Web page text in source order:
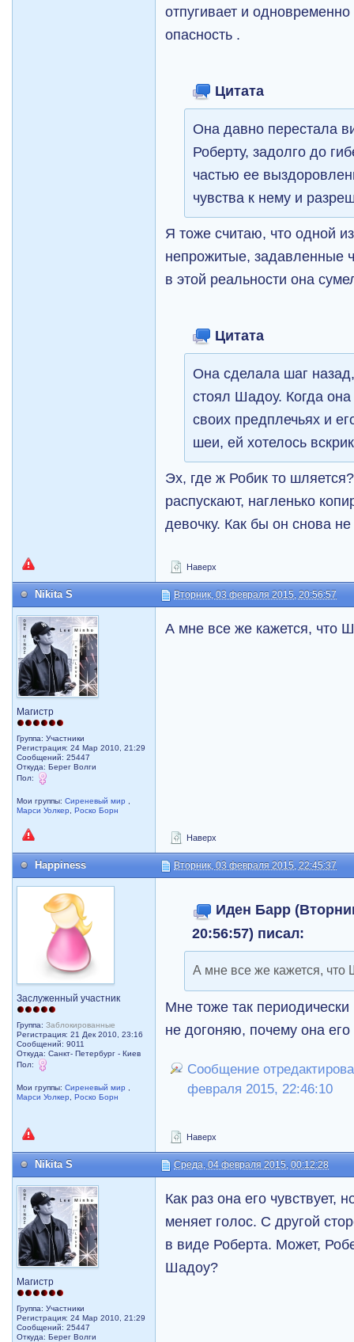
отпугивает и
опасность .
Цитата
Она давно перестала
Роберту, задолго до
частью ее
чувства к нему и
Я тоже считаю, что одной
непрожитые, задавленные
в этой реальности она
Цитата
Она сделала шаг
стоял Шадоу. Когда она
своих предплечьях и
шеи, ей хотелось
Эх, где ж Робик то
распускают, нагленько
девочку. Как бы он снова
Наверх
Nikita S Вторник, 03 февраля 2015, 20:56:57
Магистр
Группа: Участники
Регистрация: 24 Мар 2010, 21:29
Сообщений: 25447
Откуда: Берег Волги
Пол:
Мои группы:Сиреневый мир
Марси Уолкер
,Роско Борн
А мне все же кажется, что
Наверх
Happiness Вторник, 03 февраля 2015, 22:45:37
Заслуженный участник
Группа:Заблокированные
Регистрация: 21 Дек 2010, 23:16
Сообщений: 9011
Откуда: Санкт- Петербург - Киев
Пол:
Мои группы:Сиреневый мир
Марси Уолкер
,Роско Борн
Иден Барр
20:56:57) писал:
А мне все же кажется, что
Мне тоже так
не догоняю, почему она его
Сообщение
февраля 2015, 22:46:10
Наверх
Nikita S Среда, 04 февраля 2015, 00:12:28
Магистр
Группа: Участники
Регистрация: 24 Мар 2010, 21:29
Сообщений: 25447
Откуда: Берег Волги
Как раз она его чувствует,
меняет голос. С другой
в виде Роберта. Может,
Шадоу?